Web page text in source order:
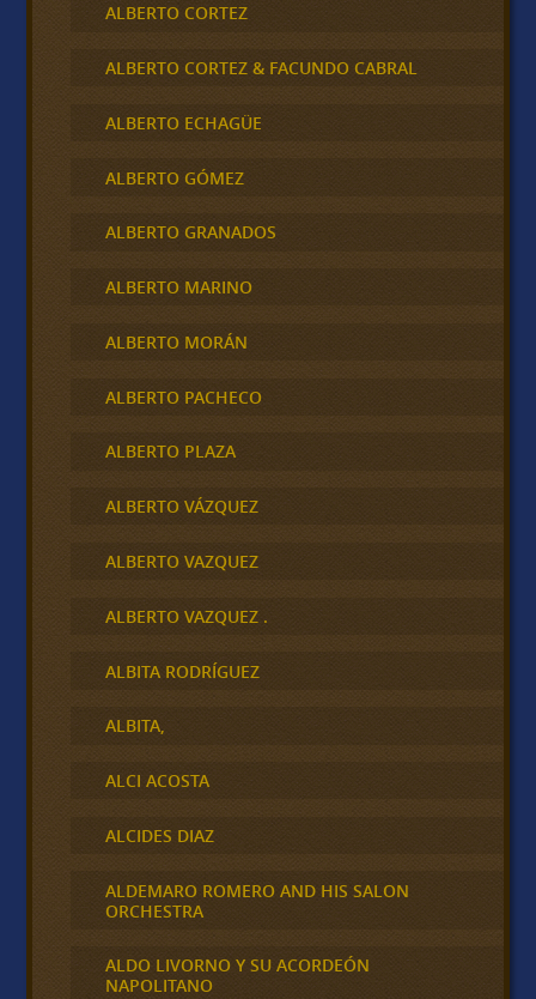
ALBERTO CORTEZ
ALBERTO CORTEZ & FACUNDO CABRAL
ALBERTO ECHAGÜE
ALBERTO GÓMEZ
ALBERTO GRANADOS
ALBERTO MARINO
ALBERTO MORÁN
ALBERTO PACHECO
ALBERTO PLAZA
ALBERTO VÁZQUEZ
ALBERTO VAZQUEZ
ALBERTO VAZQUEZ .
ALBITA RODRÍGUEZ
ALBITA,
ALCI ACOSTA
ALCIDES DIAZ
ALDEMARO ROMERO AND HIS SALON
ORCHESTRA
ALDO LIVORNO Y SU ACORDEÓN
NAPOLITANO